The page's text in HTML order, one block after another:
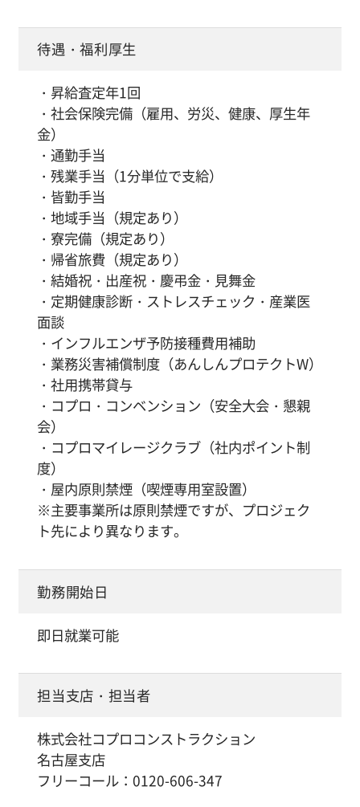
待遇・福利厚生
・昇給査定年1回
・社会保険完備（雇用、労災、健康、厚生年
金）
・通勤手当
・残業手当（1分単位で支給）
・皆勤手当
・地域手当（規定あり）
・寮完備（規定あり）
・帰省旅費（規定あり）
・結婚祝・出産祝・慶弔金・見舞金
・定期健康診断・ストレスチェック・産業医
面談
・インフルエンザ予防接種費用補助
・業務災害補償制度（あんしんプロテクトW）
・社用携帯貸与
・コプロ・コンベンション（安全大会・懇親
会）
・コプロマイレージクラブ（社内ポイント制
度）
・屋内原則禁煙（喫煙専用室設置）
※主要事業所は原則禁煙ですが、プロジェク
ト先により異なります。
勤務開始日
即日就業可能
担当支店・担当者
株式会社コプロコンストラクション
名古屋支店
フリーコール：0120-606-347